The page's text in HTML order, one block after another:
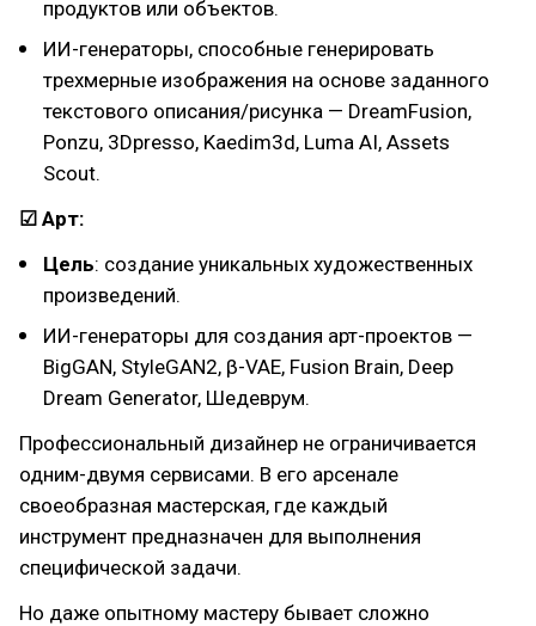
продуктов или объектов.
ИИ-генераторы, способные генерировать
трехмерные изображения на основе заданного
текстового описания/рисунка — DreamFusion,
Ponzu, 3Dpresso, Kaedim3d, Luma AI, Assets
Scout.
☑ Арт:
Цель: создание уникальных художественных
произведений.
ИИ-генераторы для создания арт-проектов —
BigGAN, StyleGAN2, β-VAE, Fusion Brain, Deep
Dream Generator, Шедеврум.
Профессиональный дизайнер не ограничивается
одним-двумя сервисами. В его арсенале
своеобразная мастерская, где каждый
инструмент предназначен для выполнения
специфической задачи.
Но даже опытному мастеру бывает сложно